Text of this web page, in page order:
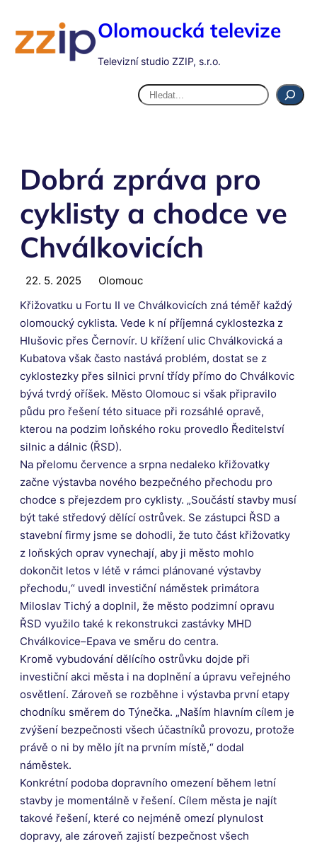
Olomoucká televize
Televizní studio ZZIP, s.r.o.
Hledat
Dobrá zpráva pro
cyklisty a chodce ve
Chválkovicích
22. 5. 2025
Olomouc
Křižovatku u Fortu II ve Chválkovicích zná téměř každý
olomoucký cyklista. Vede k ní příjemná cyklostezka z
Hlušovic přes Černovír. U křížení ulic Chválkovická a
Kubatova však často nastává problém, dostat se z
cyklostezky přes silnici první třídy přímo do Chválkovic
bývá tvrdý oříšek. Město Olomouc si však připravilo
půdu pro řešení této situace při rozsáhlé opravě,
kterou na podzim loňského roku provedlo Ředitelství
silnic a dálnic (ŘSD).
Na přelomu července a srpna nedaleko křižovatky
začne výstavba nového bezpečného přechodu pro
chodce s přejezdem pro cyklisty. „Součástí stavby musí
být také středový dělící ostrůvek. Se zástupci ŘSD a
stavební firmy jsme se dohodli, že tuto část křižovatky
z loňských oprav vynechají, aby ji město mohlo
dokončit letos v létě v rámci plánované výstavby
přechodu,“ uvedl investiční náměstek primátora
Miloslav Tichý a doplnil, že město podzimní opravu
ŘSD využilo také k rekonstrukci zastávky MHD
Chválkovice–Epava ve směru do centra.
Kromě vybudování dělícího ostrůvku dojde při
investiční akci města i na doplnění a úpravu veřejného
osvětlení. Zároveň se rozběhne i výstavba první etapy
chodníku směrem do Týnečka. „Naším hlavním cílem je
zvýšení bezpečnosti všech účastníků provozu, protože
právě o ni by mělo jít na prvním místě,“ dodal
náměstek.
Konkrétní podoba dopravního omezení během letní
stavby je momentálně v řešení. Cílem města je najít
takové řešení, které co nejméně omezí plynulost
dopravy, ale zároveň zajistí bezpečnost všech